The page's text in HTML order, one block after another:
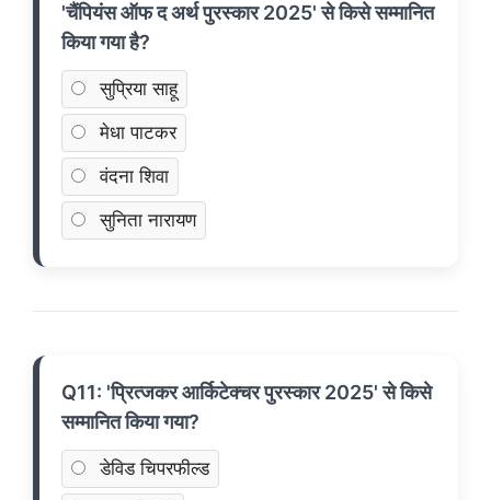
'चैंपियंस ऑफ द अर्थ पुरस्कार 2025' से किसे सम्मानित
किया गया है?
सुप्रिया साहू
मेधा पाटकर
वंदना शिवा
सुनिता नारायण
Q11: 'प्रित्जकर आर्किटेक्चर पुरस्कार 2025' से किसे
सम्मानित किया गया?
डेविड चिपरफील्ड